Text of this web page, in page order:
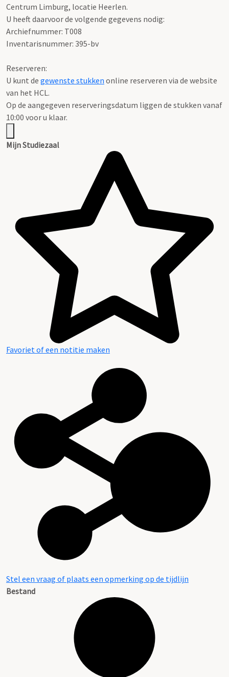
Centrum Limburg, locatie Heerlen.
U heeft daarvoor de volgende gegevens nodig:
Archiefnummer: T008
Inventarisnummer: 395-bv
Reserveren:
U kunt de gewenste stukken online reserveren via de website
van het HCL.
Op de aangegeven reserveringsdatum liggen de stukken vanaf
10:00 voor u klaar.
Mijn Studiezaal
Favoriet of een notitie maken
Stel een vraag of plaats een opmerking op de tijdlijn
Bestand